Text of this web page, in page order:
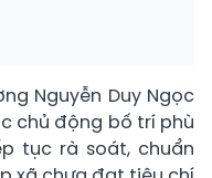
Nguyễn Duy Ngọc
chủ động bố trí phù
tục rà soát, chuẩn